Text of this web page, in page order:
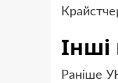
Раніше